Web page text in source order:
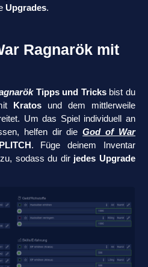
Upgrades.
Ragnarök mit
Tipps und Tricksbist du
Kratos und dem mittlerweile
Um das Spiel individuell an
helfen dir dieGod of War
. Füge deinem Inventar
sodass du dir jedes Upgrade